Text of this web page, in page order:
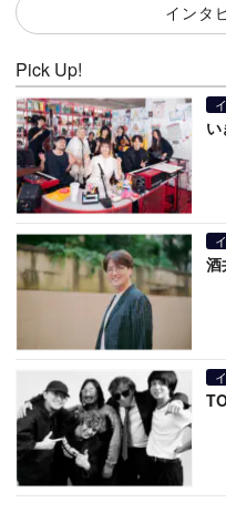
インタ
Pick Up!
酒